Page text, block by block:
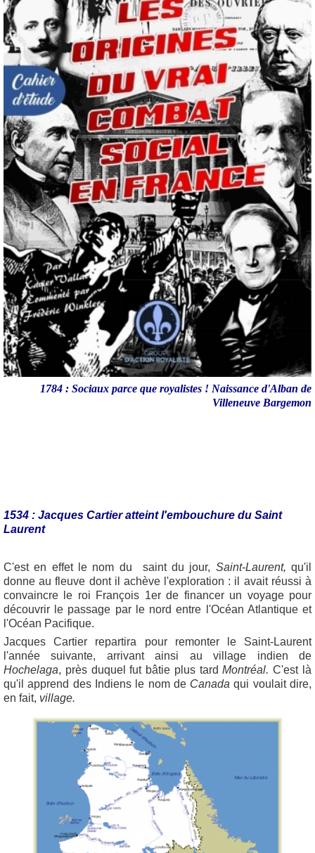
1784 : Sociaux parce que royalistes ! Naissance d'Alban de
Villeneuve Bargemon
1534 : Jacques Cartier atteint l'embouchure du Saint
Laurent
C'est en effet le nom du saint du jour, Saint-Laurent,qu'il
donne au fleuve dont il achève l'exploration : il avait réussi à
convaincre le roi François 1er de financer un voyage pour
découvrir le passage par le nord entre l'Océan Atlantique et
l'Océan Pacifique.
Jacques Cartier repartira pour remonter le Saint-Laurent
l'année suivante, arrivant ainsi au village indien de
Hochelaga, près duquel fut bâtie plus tardMontréal. C'est là
qu'il apprend des Indiens le nom de Canada qui voulait dire,
en fait, village.